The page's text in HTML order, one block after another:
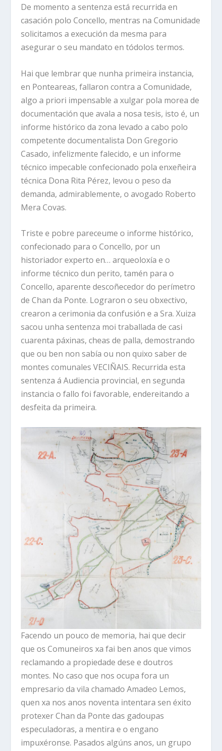
De momento a sentenza está recurrida en
casación polo Concello, mentras na Comunidade
solicitamos a execución da mesma para
asegurar o seu mandato en tódolos termos.
Hai que lembrar que nunha primeira instancia,
en Ponteareas, fallaron contra a Comunidade,
algo a priori impensable a xulgar pola morea de
documentación que avala a nosa tesis, isto é, un
informe histórico da zona levado a cabo polo
competente documentalista Don Gregorio
Casado, infelizmente falecido, e un informe
técnico impecable confecionado pola enxeñeira
técnica Dona Rita Pérez, levou o peso da
demanda, admirablemente, o avogado Roberto
Mera Covas.
Triste e pobre pareceume o informe histórico,
confecionado para o Concello, por un
historiador experto en… arqueoloxía e o
informe técnico dun perito, tamén para o
Concello, aparente descoñecedor do perímetro
de Chan da Ponte. Lograron o seu obxectivo,
crearon a cerimonia da confusión e a Sra. Xuiza
sacou unha sentenza moi traballada de casi
cuarenta páxinas, cheas de palla, demostrando
que ou ben non sabía ou non quixo saber de
montes comunales VECIÑAIS. Recurrida esta
sentenza á Audiencia provincial, en segunda
instancia o fallo foi favorable, endereitando a
desfeita da primeira.
Facendo un pouco de memoria, hai que decir
que os Comuneiros xa fai ben anos que vimos
reclamando a propiedade dese e doutros
montes. No caso que nos ocupa fora un
empresario da vila chamado Amadeo Lemos,
quen xa nos anos noventa intentara sen éxito
protexer Chan da Ponte das gadoupas
especuladoras, a mentira e o engano
impuxéronse. Pasados algúns anos, un grupo